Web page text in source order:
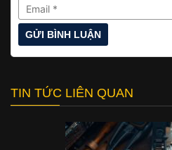
TIN TỨC LIÊN QUAN